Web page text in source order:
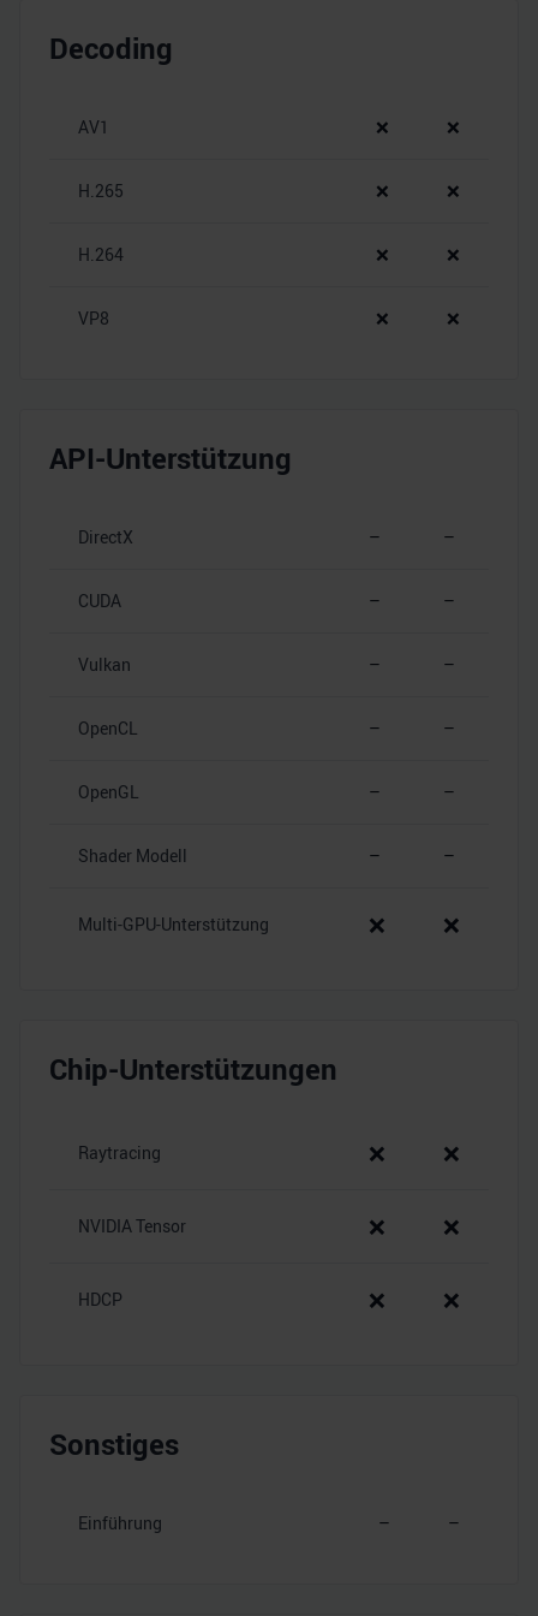
Decoding
AV1 ❌ ❌
H.265 ❌ ❌
H.264 ❌ ❌
VP8 ❌ ❌
API-Unterstützung
DirectX – –
CUDA – –
Vulkan – –
OpenCL – –
OpenGL – –
Shader Modell – –
Multi-GPU-Unterstützung ❌ ❌
Chip-Unterstützungen
Raytracing ❌ ❌
NVIDIA Tensor ❌ ❌
HDCP ❌ ❌
Sonstiges
Einführung – –